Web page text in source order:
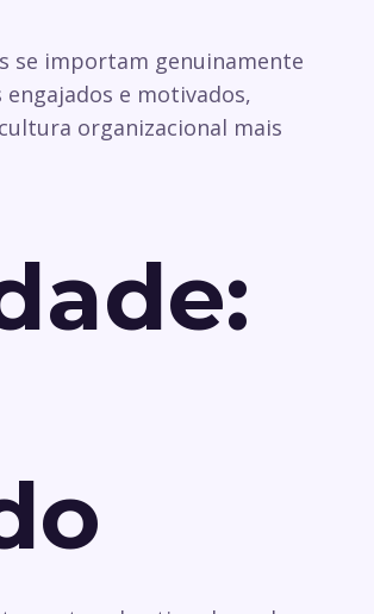
se importam genuinamente
e motivados,
organizacional mais